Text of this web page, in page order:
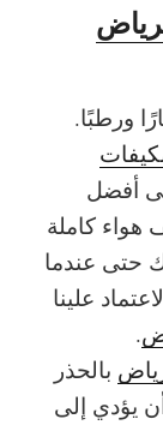
ورطبًا.
أفضل
هواء كاملة
حتى عندما
علينا
.
بالحذر
يؤدي إلى